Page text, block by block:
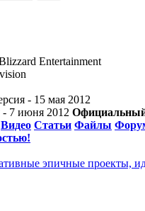
Entertainment
- 15 мая 2012
- 7 июня 2012
Видео Статьи Файлы
эпичные проекты,